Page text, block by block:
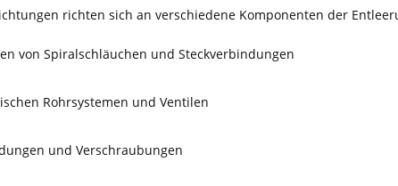
richten sich an verschiedene Komponenten der
von Spiralschläuchen und Steckverbindungen
Rohrsystemen und Ventilen
und Verschraubungen